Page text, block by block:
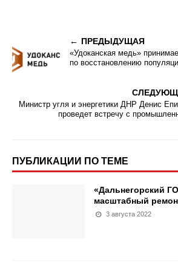
ПРЕДЫДУЩАЯ
«Удоканская медь»
по восстановлению
Министр угля и энергетики ДНР Денис
проведет встречу с
ПУБЛИКАЦИИ ПО ТЕМЕ
«Дальнегорский
масштабный
3 августа 2022